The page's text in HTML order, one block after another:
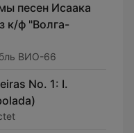
песен Исаака
к/ф "Волга-
ВИО-66
No. 1: I.